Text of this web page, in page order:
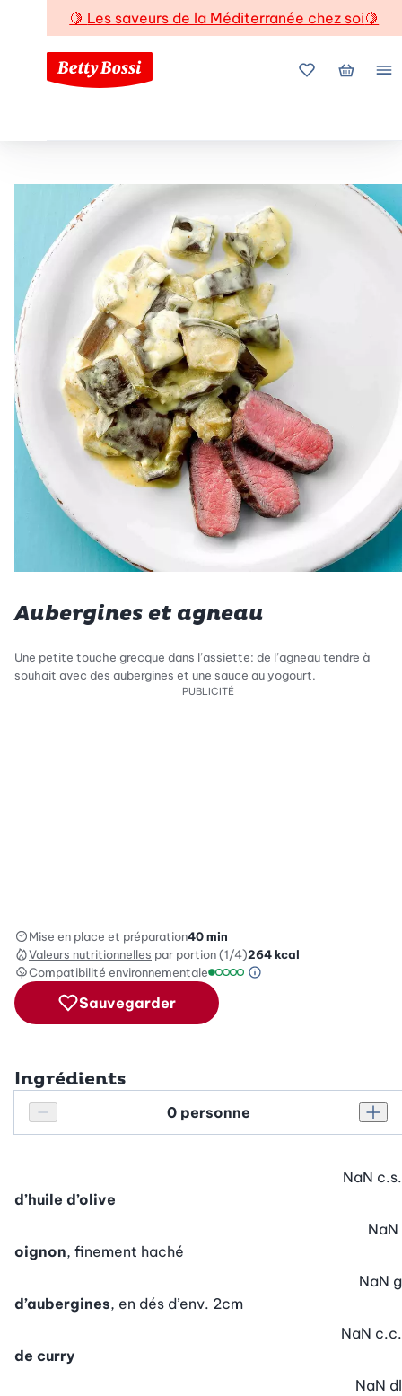
🍋 Les saveurs de la Méditerranée chez soi🍋
Mes favoris
Mon
Aubergines et agneau
Une petite touche grecque dans l’assiette: de l’agneau tendre à
souhait avec des aubergines et une sauce au yogourt.
PUBLICITÉ
Mise en place et préparation40 min
Valeurs nutritionnelles par portion (1/4)264kcal
Compatibilité environnementale
Échelle de compatibilité
Information sur
Sauvegarder
Ingrédients
Réduire le nombre de personnes
Personnes
d’huile d’olive
NaN c.s.
oignon, finement haché
NaN
d’aubergines, en dés d’env. 2cm
NaN g
de curry
NaN c.c.
NaN dl